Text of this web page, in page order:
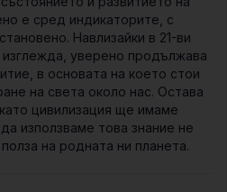
е сред индикаторите, с
Навлизайки в 21-ви
изглежда, уверено продължава
в основата на което стои
на света около нас. Остава
цивилизация ще имаме
използваме това знание не
на родната ни планета.